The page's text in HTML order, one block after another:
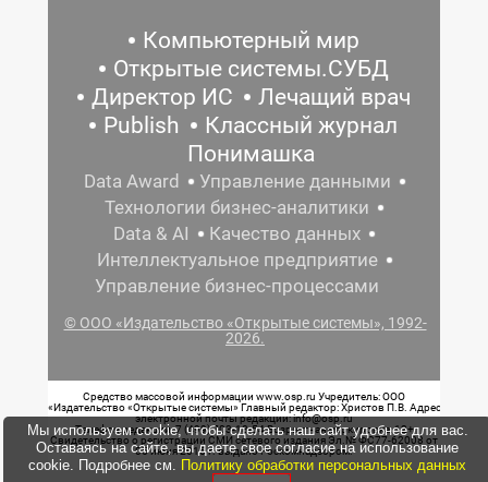
Компьютерный мир
Открытые системы.СУБД
Директор ИС
Лечащий врач
Publish
Классный журнал
Понимашка
Data Award
Управление данными
Технологии бизнес-аналитики
Data & AI
Качество данных
Интеллектуальное предприятие
Управление бизнес-процессами
© ООО «Издательство «Открытые системы», 1992-
2026.
Средство массовой информации www.osp.ru Учредитель: ООО
«Издательство «Открытые системы» Главный редактор: Христов П.В. Адрес
электронной почты редакции: info@osp.ru
Телефон редакции: 7 (499) 703-18-54 Возрастная маркировка: 12+
Свидетельство о регистрации СМИ сетевого издания Эл.№ ФС77-62008 от
05 июня 2015 г. выдано Роскомнадзором.
Мы используем cookie, чтобы сделать наш сайт удобнее для вас.
Оставаясь на сайте, вы даете свое согласие на использование
cookie. Подробнее см. Политику обработки персональных данных